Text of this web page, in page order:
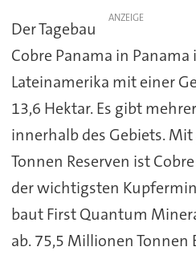
ANZEIGE
Der Tagebau
Cobre Panama in
Lateinamerika mit einer
13,6 Hektar. Es gibt
innerhalb des Gebiets.
Tonnen Reserven ist
der wichtigsten
baut First Quantum
ab. 75,5 Millionen Tonnen